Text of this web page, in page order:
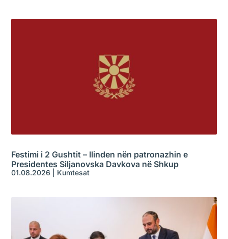
Festimi i 2 Gushtit – Ilinden nën patronazhin e
Presidentes Siljanovska Davkova në Shkup
01.08.2026 Kumtesat